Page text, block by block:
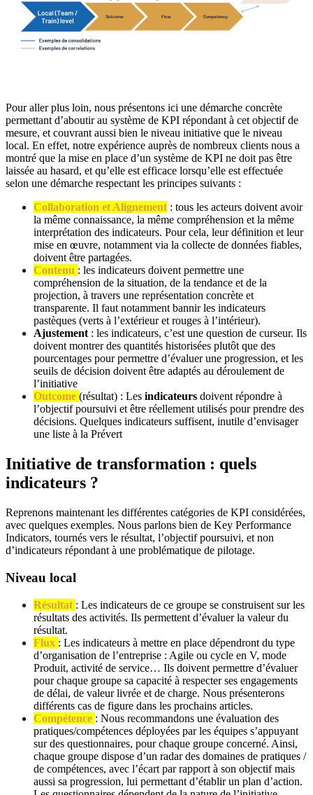
Pour aller plus loin, nous présentons ici une démarche concrète
permettant d’aboutir au système de KPI répondant à cet objectif de
mesure, et couvrant aussi bien le niveau initiative que le niveau
local. En effet, notre expérience auprès de nombreux clients nous a
montré que la mise en place d’un système de KPI ne doit pas être
laissée au hasard, et qu’elle est efficace lorsqu’elle est effectuée
selon une démarche respectant les principes suivants :
Collaboration et Alignement : tous les acteurs doivent avoir
la même connaissance, la même compréhension et la même
interprétation des indicateurs. Pour cela, leur définition et leur
mise en œuvre, notamment via la collecte de données fiables,
doivent être partagées.
Contenu : les indicateurs doivent permettre une
compréhension de la situation, de la tendance et de la
projection, à travers une représentation concrète et
transparente. Il faut notamment bannir les indicateurs
pastèques (verts à l’extérieur et rouges à l’intérieur).
Ajustement : les indicateurs, c’est une question de curseur. Ils
doivent montrer des quantités historisées plutôt que des
pourcentages pour permettre d’évaluer une progression, et les
seuils de décision doivent être adaptés au déroulement de
l’initiative
Outcome (résultat) : Les indicateurs doivent répondre à
l’objectif poursuivi et être réellement utilisés pour prendre des
décisions. Quelques indicateurs suffisent, inutile d’envisager
une liste à la Prévert
Initiative de transformation : quels
indicateurs ?
Reprenons maintenant les différentes catégories de KPI considérées,
avec quelques exemples. Nous parlons bien de Key Performance
Indicators, tournés vers le résultat, l’objectif poursuivi, et non
d’indicateurs répondant à une problématique de pilotage.
Niveau local
Résultat : Les indicateurs de ce groupe se construisent sur les
résultats des activités. Ils permettent d’évaluer la valeur du
résultat.
Flux : Les indicateurs à mettre en place dépendront du type
d’organisation de l’entreprise : Agile ou cycle en V, mode
Produit, activité de service… Ils doivent permettre d’évaluer
pour chaque groupe sa capacité à respecter ses engagements
de délai, de valeur livrée et de charge. Nous présenterons
différents cas de figure dans les prochains articles.
Compétence : Nous recommandons une évaluation des
pratiques/compétences déployées par les équipes s’appuyant
sur des questionnaires, pour chaque groupe concerné. Ainsi,
chaque groupe dispose d’un radar des domaines de pratiques /
de compétences, avec l’écart par rapport à son objectif mais
aussi sa progression, lui permettant d’établir un plan d’action.